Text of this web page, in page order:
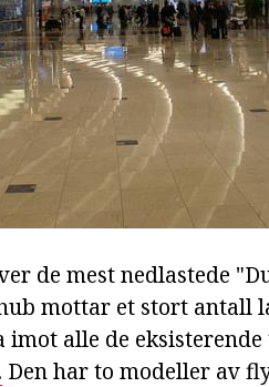
de mest nedlastede
mottar et stort antall
alle de eksisterende
Den har to modeller av